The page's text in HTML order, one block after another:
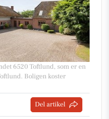
6520 Toftlund, som er en
Boligen koster
Del artikel